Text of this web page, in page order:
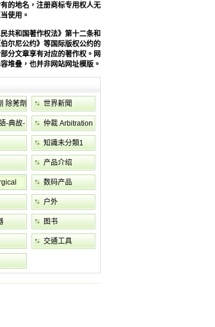
的地名，注册商标专用权人无
使用。
共和国著作权法》第十二条和
尔尼公约》等国际版权公约的
分文章享有对应的著作权。网
堆叠，也并非网站网址模版。
除莠劑
世界新聞
worldnews
-典故-
仲裁 Arbitration
知識未分類1
产品介绍
数码产品
户外
图书
交通工具